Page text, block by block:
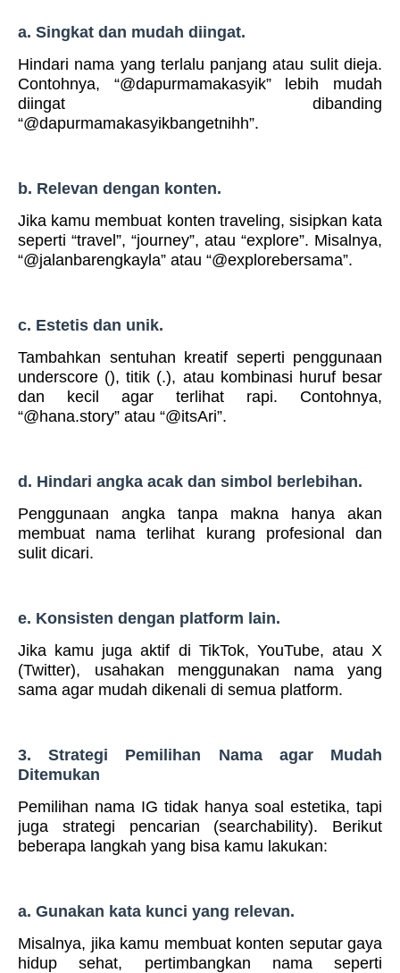
a. Singkat dan mudah diingat.
Hindari nama yang terlalu panjang atau sulit dieja.
Contohnya, “@dapurmamakasyik” lebih mudah
diingat dibanding
“@dapurmamakasyikbangetnihh”.
b. Relevan dengan konten.
Jika kamu membuat konten traveling, sisipkan kata
seperti “travel”, “journey”, atau “explore”. Misalnya,
“@jalanbarengkayla” atau “@explorebersama”.
c. Estetis dan unik.
Tambahkan sentuhan kreatif seperti penggunaan
underscore (), titik (.), atau kombinasi huruf besar
dan kecil agar terlihat rapi. Contohnya,
“@hana.story” atau “@itsAri”.
d. Hindari angka acak dan simbol berlebihan.
Penggunaan angka tanpa makna hanya akan
membuat nama terlihat kurang profesional dan
sulit dicari.
e. Konsisten dengan platform lain.
Jika kamu juga aktif di TikTok, YouTube, atau X
(Twitter), usahakan menggunakan nama yang
sama agar mudah dikenali di semua platform.
3. Strategi Pemilihan Nama agar Mudah
Ditemukan
Pemilihan nama IG tidak hanya soal estetika, tapi
juga strategi pencarian (searchability). Berikut
beberapa langkah yang bisa kamu lakukan:
a. Gunakan kata kunci yang relevan.
Misalnya, jika kamu membuat konten seputar gaya
hidup sehat, pertimbangkan nama seperti